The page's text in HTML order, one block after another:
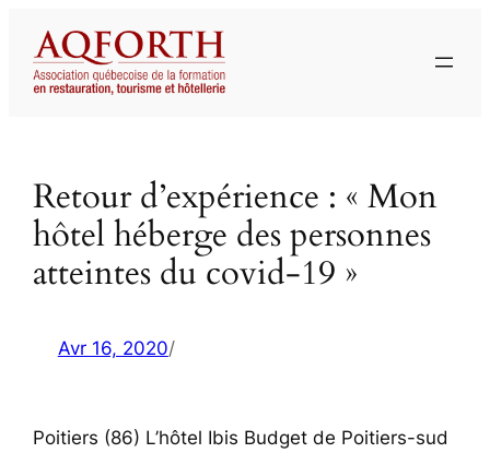
contenu
Retour d’expérience : « Mon
hôtel héberge des personnes
atteintes du covid-19 »
Avr 16, 2020/
Poitiers (86) L’hôtel Ibis Budget de Poitiers-sud